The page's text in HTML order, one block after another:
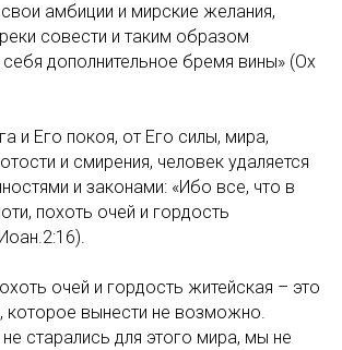
амбиции и мирские желания,
совести и таким образом
себя дополнительное бремя вины» (Ох
и Его покоя, от Его силы, мира,
и смирения, человек удаляется
и законами: «Ибо все, что в
похоть очей и гордость
очей и гордость житейская – это
которое вынести не возможно.
старались для этого мира, мы не